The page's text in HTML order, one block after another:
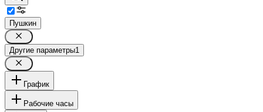
Пушкин
Другие параметры1
График
Рабочие часы